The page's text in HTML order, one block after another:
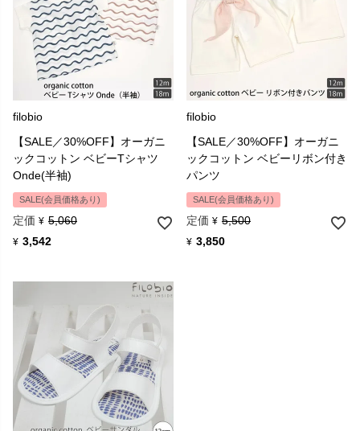
ます。
GOTSのオーガニックコットン認定と共に、イタリアのAssociazione
Tessile e Salute（繊維健康協会）より新生児部門で初めてのオーガ
ニック認定を受けています。
filobio
【SALE／30%OFF】オーガニ
ックコットン ベビーTシャツ
Onde(半袖)
SALE(会員価格あり)
定価 ¥ 5,060
¥ 3,542
filobio
【SALE／30%OFF】オーガニ
ックコットン ベビーリボン付き
パンツ
SALE(会員価格あり)
定価 ¥ 5,500
¥ 3,850